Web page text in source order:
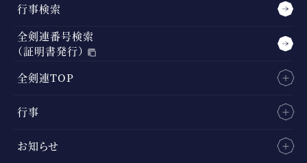
行事検索
全剣連番号検索
（証明書発行）
全剣連TOP
行事
お知らせ